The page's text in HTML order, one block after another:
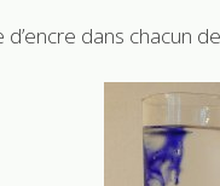
d’encre dans chacun